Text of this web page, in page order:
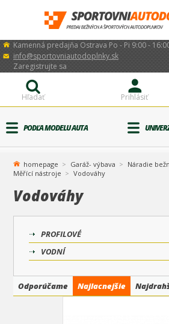
Kamenná predajňa Ostrava Po - Pi 9:00 -
info@sportovniautodoplnky.sk
Prihlásiť
Zaregistrujte sa
Hľadať
PODĽA MODELU AUTA
homepage Garáž- výbava Náradie
Měřící nástroje
Vodováhy
Vodováhy
PROFILOVÉ
VODNÍ
Odporúčame Najlacnejšie